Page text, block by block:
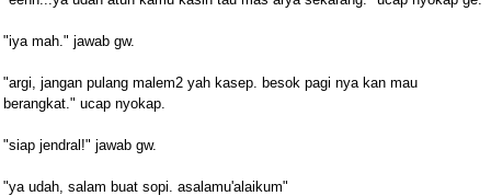
"iya mah." jawab gw.
"argi, jangan pulang malem2 yah kasep. besok pagi nya kan mau
berangkat." ucap nyokap.
"siap jendral!" jawab gw.
"ya udah, salam buat sopi. asalamu'alaikum"